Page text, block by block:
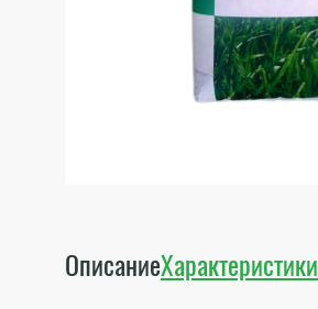
ОписаниеХарактеристики